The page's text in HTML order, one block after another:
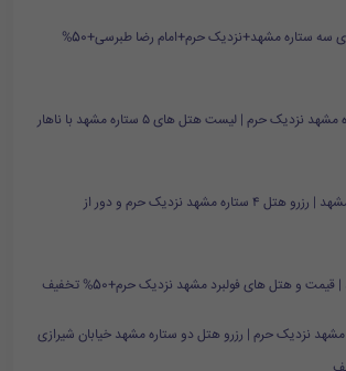
لیست بهترین هتل های سه ستاره مشهد+نزدیک حرم+امام رضا طبرسی+50%
بهترین هتل پنج ستاره مشهد نزدیک حرم | لیست هتل های ۵ ستاره مشهد با ناهار
بهترین هتل ۴ ستاره مشهد | رزرو هتل ۴ ستاره مشهد نزدیک حرم و دور از
و هتل های فولبرد مشهد نزدیک حرم+50% تخفیف
نزدیک حرم | رزرو هتل دو ستاره مشهد خیابان شیرازی